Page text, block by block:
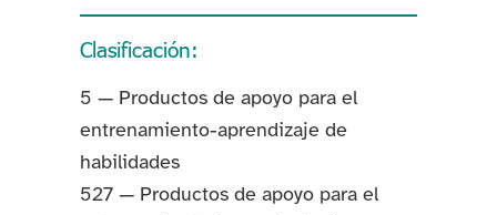
Clasificación:
5 — Productos de apoyo para el
entrenamiento-aprendizaje de
habilidades
527 — Productos de apoyo para el